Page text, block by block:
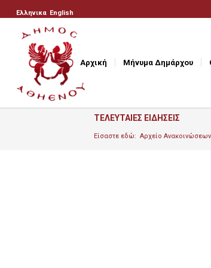
Ελληνικα English
Αρχική Μήνυμα Δημάρχου
ΤΕΛΕΥΤΑΙΕΣ ΕΙΔΗΣΕΙΣ
Είσαστε εδώ: Αρχείο Ανακοινώσεων